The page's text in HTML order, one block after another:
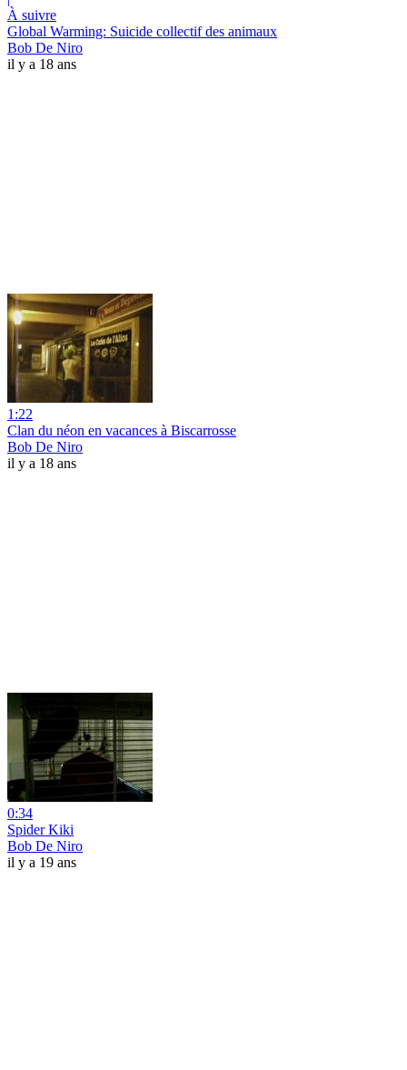
À suivre
Global Warming: Suicide collectif des animaux
Bob De Niro
il y a 18 ans
1:22
Clan du néon en vacances à Biscarrosse
Bob De Niro
il y a 18 ans
0:34
Spider Kiki
Bob De Niro
il y a 19 ans